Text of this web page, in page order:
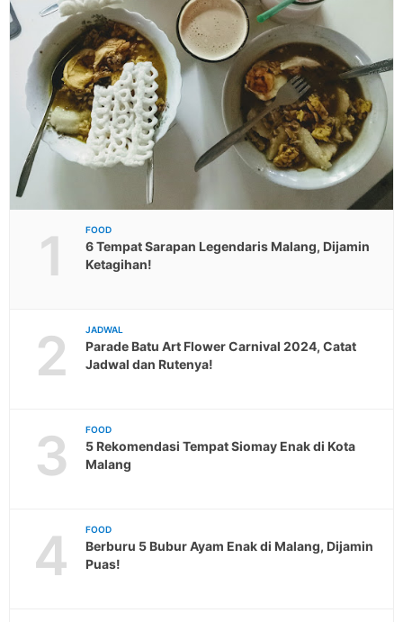
1 FOOD
6 Tempat Sarapan Legendaris Malang, Dijamin
Ketagihan!
2 JADWAL
Parade Batu Art Flower Carnival 2024, Catat
Jadwal dan Rutenya!
3 FOOD
5 Rekomendasi Tempat Siomay Enak di Kota
Malang
4 FOOD
Berburu 5 Bubur Ayam Enak di Malang, Dijamin
Puas!